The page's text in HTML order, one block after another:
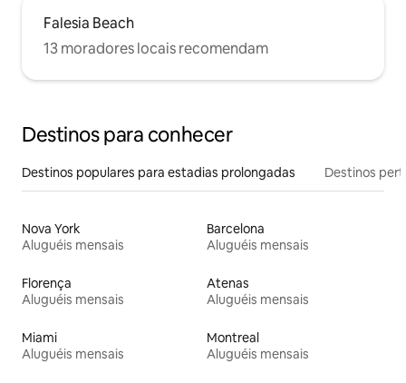
Falesia Beach
13 moradores locais recomendam
Destinos para conhecer
Destinos populares para estadias prolongadas Destinos
Nova York
Aluguéis mensais
Barcelona
Aluguéis mensais
Florença
Aluguéis mensais
Atenas
Aluguéis mensais
Miami
Aluguéis mensais
Montreal
Aluguéis mensais